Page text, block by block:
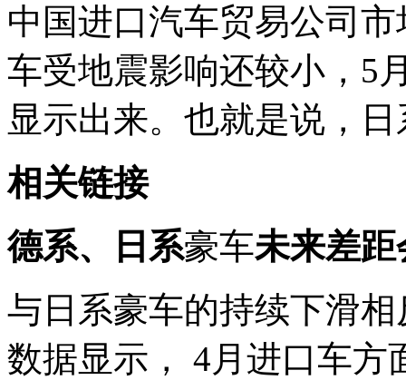
中国进口汽车贸易公司
车受地震影响还较小，5
显示出来。也就是说，
相关链接
德系、日系豪车未来差距
与日系豪车的持续下滑
数据显示， 4月进口车方